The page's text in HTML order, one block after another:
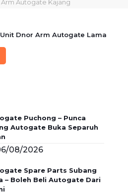
Autogate Kajang
Dnor Arm Autogate Lama
Puchong – Punca
Autogate Buka Separuh
08/2026
Spare Parts Subang
– Boleh Beli Autogate Dari